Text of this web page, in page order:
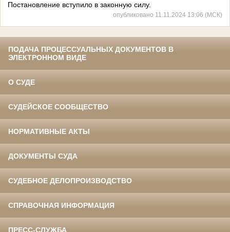
Постановление вступило в законную силу.
опубликовано 11.11.2024 13:06 (МСК)
ПОДАЧА ПРОЦЕССУАЛЬНЫХ ДОКУМЕНТОВ В
ЭЛЕКТРОННОМ ВИДЕ
О СУДЕ
СУДЕЙСКОЕ СООБЩЕСТВО
НОРМАТИВНЫЕ АКТЫ
ДОКУМЕНТЫ СУДА
СУДЕБНОЕ ДЕЛОПРОИЗВОДСТВО
СПРАВОЧНАЯ ИНФОРМАЦИЯ
ПРЕСС-СЛУЖБА